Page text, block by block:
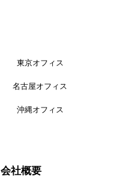
東京オフィス
名古屋オフィス
沖縄オフィス
会社概要